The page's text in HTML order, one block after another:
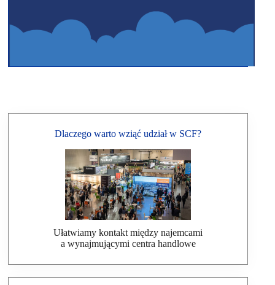
Dlaczego warto wziąć udział w SCF?
Ułatwiamy kontakt między najemcami
a wynajmującymi centra handlowe